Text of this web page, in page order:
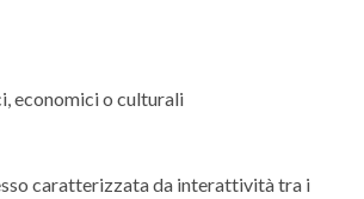
economici o culturali
caratterizzata da interattività tra i